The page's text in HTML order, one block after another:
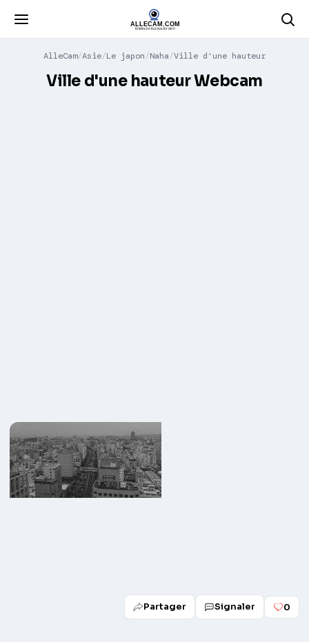
AlleCam Asie Le japon Naha Ville d'une hauteur
Ville d'une hauteur Webcam
Partager Signaler 0